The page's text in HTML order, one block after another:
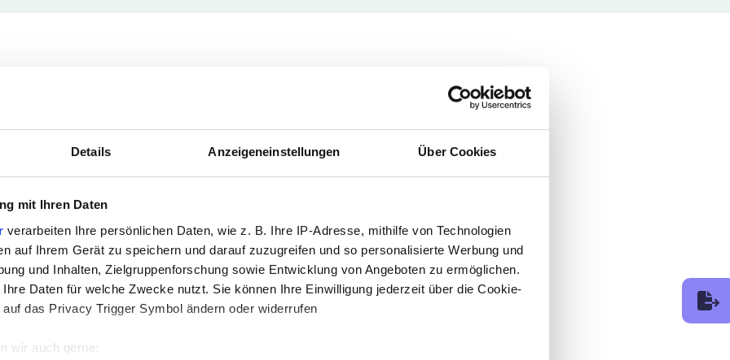
Details Anzeigeneinstellungen Über Cookies
mit Ihren Daten
verarbeiten Ihre persönlichen Daten, wie z. B. Ihre IP-Adresse, mithilfe von Technologien
auf Ihrem Gerät zu speichern und darauf zuzugreifen und so personalisierte Werbung und
und Inhalten, Zielgruppenforschung sowie Entwicklung von Angeboten zu ermöglichen.
Daten für welche Zwecke nutzt. Sie können Ihre Einwilligung jederzeit über die Cookie-
das Privacy Trigger Symbol ändern oder widerrufen
wir auch gerne:
und
w- d) am Bodensee
einfühlsame, verantwortungsvolle, belastbare
die stets wissen, was ihren Patienten
keinerlei Berührungsängste im täglichen
Gespür für ihre Bedürfnisse.
und Krankenpflegehelfer verfügen